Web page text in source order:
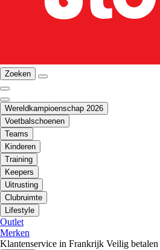
Zoeken
Wereldkampioenschap 2026
Voetbalschoenen
Teams
Kinderen
Training
Keepers
Uitrusting
Clubruimte
Lifestyle
Outlet
Merken
Klantenservice in Frankrijk Veilig betalen